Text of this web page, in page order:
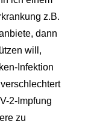
z.B.
dann
will,
Infektion
2-Impfung
zu